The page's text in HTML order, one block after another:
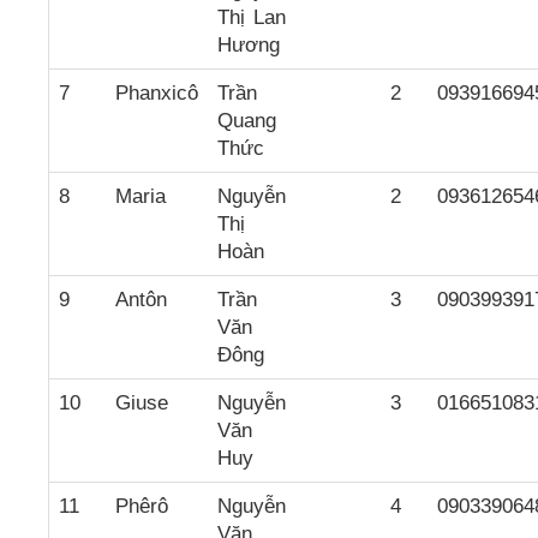
Thị Lan
Hương
7 Phanxicô
Trần
Quang
Thức
2
8 Maria
Nguyễn
Thị
Hoàn
2
9 Antôn
Trần
Văn
Đông
3
10 Giuse
Nguyễn
Văn
Huy
3
11 Phêrô
Nguyễn
Văn
4